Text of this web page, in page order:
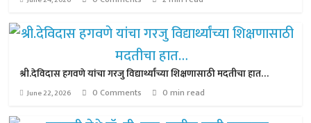
श्री.देविदास हगवणे यांचा गरजु विद्यार्थ्यांच्या शिक्षणासाठी मदतीचा हात…
June 22, 2026 0 Comments 0 min read